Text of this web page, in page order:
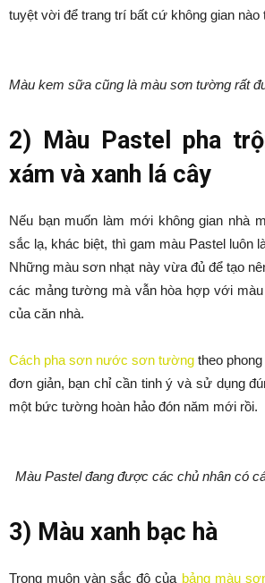
tuyệt vời để trang trí bất cứ không gian nào
Màu kem sữa cũng là màu sơn tường rất
2) Màu Pastel pha
xám và xanh lá cây
Nếu bạn muốn làm mới không gian nhà
sắc lạ, khác biệt, thì gam màu Pastel luôn
Những màu sơn nhạt này vừa đủ để tạo
các mảng tường mà vẫn hòa hợp với
của căn nhà.
Cách pha sơn nước sơn tường theo
đơn giản, bạn chỉ cần tinh ý và sử dụng
một bức tường hoàn hảo đón năm mới rồi.
Màu Pastel đang được các chủ nhân có
3) Màu xanh bạc hà
Trong muôn vàn sắc độ của bảng màu